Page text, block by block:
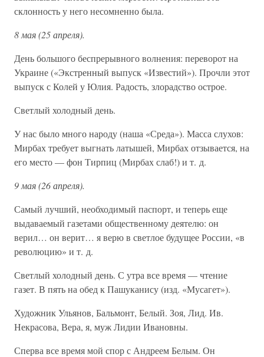
склонность у него несомненно была.
8 мая (25 апреля).
День большого беспрерывного волнения: переворот на
Украине («Экстренный выпуск «Известий»). Прочли этот
выпуск с Колей у Юлия. Радость, злорадство острое.
Светлый холодный день.
У нас было много народу (наша «Среда»). Масса слухов:
Мирбах требует выгнать латышей, Мирбах отзывается, на
его место — фон Тирпиц (Мирбах слаб!) и т. д.
9 мая (26 апреля).
Самый лучший, необходимый паспорт, и теперь еще
выдаваемый газетами общественному деятелю: он
верил… он верит… я верю в светлое будущее России, «в
революцию» и т. д.
Светлый холодный день. С утра все время — чтение
газет. В пять на обед к Пашуканису (изд. «Мусагет»).
Художник Ульянов, Бальмонт, Белый. Зоя, Лид. Ив.
Некрасова, Вера, я, муж Лидии Ивановны.
Сперва все время мой спор с Андреем Белым. Он